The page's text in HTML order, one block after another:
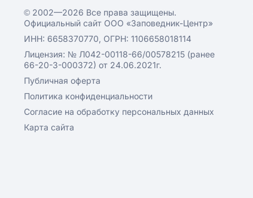
© 2002—2026 Все права защищены.
Официальный сайт ООО «Заповедник-Центр»
ИНН: 6658370770, ОГРН: 1106658018114
Лицензия: № Л042-00118-66/00578215 (ранее
66-20-3-000372) от 24.06.2021г.
Публичная оферта
Политика конфиденциальности
Согласие на обработку персональных данных
Карта сайта